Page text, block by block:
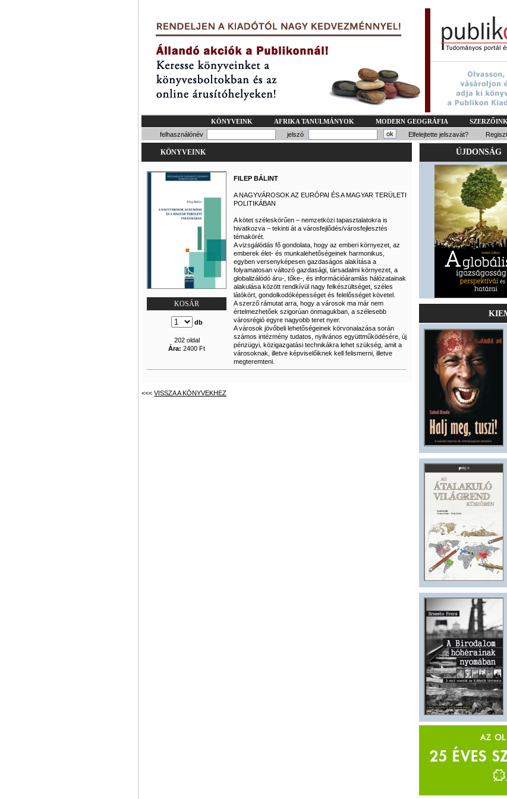
KÖNYVEINK AFRIKA TANULMÁNYOK MODERN GEOGRÁFIA
felhasználónév
jelszó Elfelejtette jelszavát?
KÖNYVEINK
KOSÁR
db
202 oldal
Ára: 2400 Ft
FILEP BÁLINT
A NAGYVÁROSOK AZ EURÓPAI ÉS A MAGYAR TERÜLETI
POLITIKÁBAN
A kötet széleskörűen – nemzetközi tapasztalatokra is
hivatkozva – tekinti át a városfejlődés/városfejlesztés
témakörét.
A vizsgálódás fő gondolata, hogy az emberi környezet, az
emberek élet- és munkalehetőségeinek harmonikus,
egyben versenyképesen gazdaságos alakítása a
folyamatosan változó gazdasági, társadalmi környezet, a
globalizálódó áru-, tőke-, és információáramlás hálózatainak
alakulása között rendkívül nagy felkészültséget, széles
látókört, gondolkodóképességet és felelősséget követel.
A szerző rámutat arra, hogy a városok ma már nem
értelmezhetőek szigorúan önmagukban, a szélesebb
városrégió egyre nagyobb teret nyer.
A városok jövőbeli lehetőségeinek körvonalazása során
számos intézmény tudatos, nyilvános együttműködésére, új
pénzügyi, közigazgatási technikákra lehet szükség, amit a
városoknak, illetve képviselőiknek kell felismerni, illetve
megteremteni.
<<< VISSZA A KÖNYVEKHEZ
ÚJDONSÁG